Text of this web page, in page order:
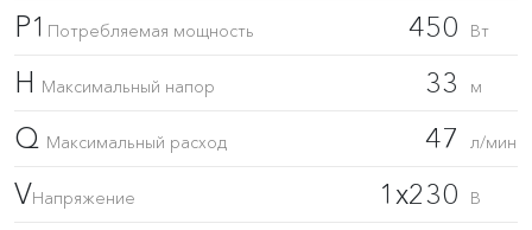
P1 Потребляемая мощность 450 Вт
H Максимальный напор 33 м
Q Максимальный расход 47 л/мин
VНапряжение 1x230 В